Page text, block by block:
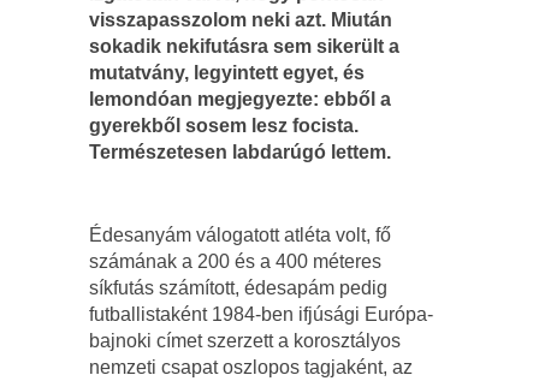
visszapasszolom neki azt. Miután
sokadik nekifutásra sem sikerült a
mutatvány, legyintett egyet, és
lemondóan megjegyezte: ebből a
gyerekből sosem lesz focista.
Természetesen labdarúgó lettem.
Édesanyám válogatott atléta volt, fő
számának a 200 és a 400 méteres
síkfutás számított, édesapám pedig
futballistaként 1984-ben ifjúsági Európa-
bajnoki címet szerzett a korosztályos
nemzeti csapat oszlopos tagjaként, az